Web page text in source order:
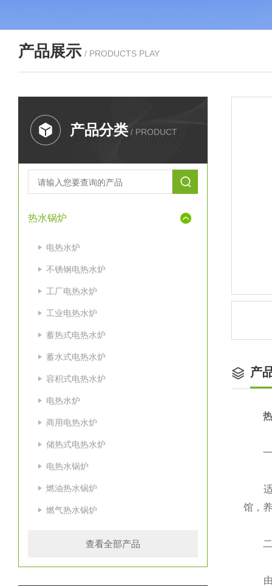
产品展示 / PRODUCTS PLAY
产品分类 / PRODUCT
热水锅炉
电热水炉
不锈钢电热水炉
工厂电热水炉
工业电热水炉
蓄热式电热水炉
蓄水式电热水炉
容积式电热水炉
电热水炉
商用电热水炉
储热式电热水炉
电热水锅炉
燃油热水锅炉
燃气热水锅炉
查看全部产品
产
一
适用
馆，
二、
由于